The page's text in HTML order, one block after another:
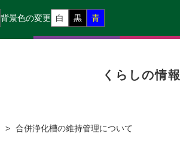
背景色の変更 白 黒 青
くらしの情報
> 合併浄化槽の維持管理について